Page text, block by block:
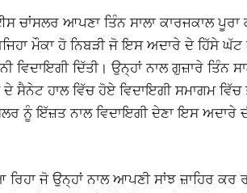
ਆਪਣਾ ਤਿੰਨ ਸਾਲਾ ਕਾਰਜਕਾਲ
ਮੌਕਾ ਹੋ ਨਿਬੜੀ ਜੋ ਇਸ ਅਦਾਰੇ ਦੇ ਹਿੱਸੇ
ਵਿਦਾਇਗੀ ਦਿੱਤੀ। ਉਨ੍ਹਾਂ ਨਾਲ ਗੁਜ਼ਾਰੇ ਤਿੰਨ
ਸੈਨੇਟ ਹਾਲ ਵਿੱਚ ਹੋਏ ਵਿਦਾਇਗੀ ਸਮਾਗਮ ਵਿੱਚ
ਨੂੰ ਇੱਜ਼ਤ ਨਾਲ ਵਿਦਾਇਗੀ ਦੇਣਾ ਇਸ ਅਦਾਰੇ
ਰਿਹਾ ਜੋ ਉਨ੍ਹਾਂ ਨਾਲ ਆਪਣੀ ਸਾਂਝ ਜ਼ਾਹਿਰ